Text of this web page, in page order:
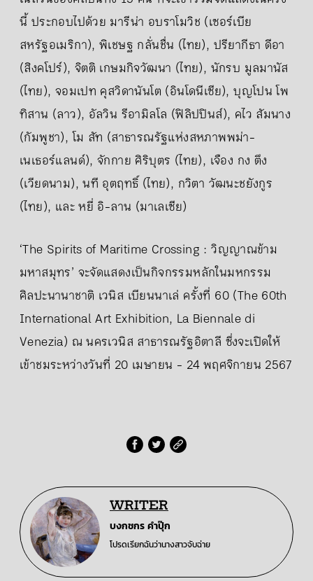
นี้ ประกอบไปด้วย มารีน่า อบราโมวิช (เซอร์เบีย
สหรัฐอเมริกา), พิเชษฐ กลั่นชื่น (ไทย), ปรียากีธา ดีอา
(สิงคโปร์), จิตติ เกษมกิจวัฒนา (ไทย), นักรบ มูลมานัส
(ไทย), จอมเปท คุสวิดานันโต (อินโดนีเซีย), บุญโปน โพ
ทิสาน (ลาว), อัลวิน รีอามิลโล (ฟิลิปปินส์), คไว สัมนาง
(กัมพูชา), โม สัท (สาธารณรัฐแห่งสหภาพพม่า-
เนเธอร์แลนด์), จักกาย ศิริบุตร (ไทย), เจือง กง ตึง
(เวียดนาม), นที อุตฤทธิ์ (ไทย), กวิตา วัฒนะชยังกูร
(ไทย), และ หยี่ อิ-ลาน (มาเลเซีย)
‘The Spirits of Maritime Crossing : วิญญาณข้าม
มหาสมุทร’ จะจัดแสดงเป็นกิจกรรมหลักในมหกรรม
ศิลปะนานาชาติ เวนิส เบียนนาเล่ ครั้งที่ 60 (The 60th
International Art Exhibition, La Biennale di
Venezia) ณ นครเวนิส สาธารณรัฐอิตาลี ซึ่งจะเปิดให้
เข้าชมระหว่างวันที่ 20 เมษายน - 24 พฤศจิกายน 2567
WRITER
บงกชกร คำปุ๊ก
โปรดเรียกฉันว่านางสาวจับฉ่าย